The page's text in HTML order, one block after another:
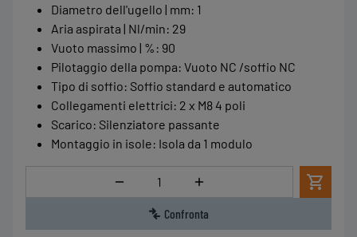
Diametro dell'ugello | mm: 1
Aria aspirata | Nl/min: 29
Vuoto massimo | % : 90
Pilotaggio della pompa: Vuoto NC /soffio NC
Tipo di soffio: Soffio standard e automatico
Collegamenti elettrici: 2 x M8 4 poli
Scarico: Silenziatore passante
Montaggio in isole: Isola da 1 modulo
Quantità
Confronta